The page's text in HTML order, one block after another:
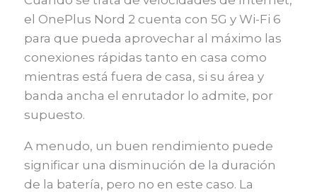
el OnePlus Nord 2 cuenta con 5G y Wi-Fi 6
para que pueda aprovechar al máximo las
conexiones rápidas tanto en casa como
mientras está fuera de casa, si su área y
banda ancha el enrutador lo admite, por
supuesto.
A menudo, un buen rendimiento puede
significar una disminución de la duración
de la batería, pero no en este caso. La